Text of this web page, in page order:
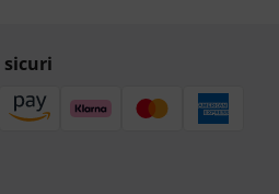
sicuri